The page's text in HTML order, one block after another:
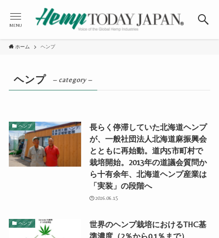
MENU
ホーム ヘンプ
ヘンプ – category –
ヘンプ
長らく停滞していた北海道ヘンプ
が、一般社団法人北海道麻振興会
とともに再始動。道内5市町村で
栽培開始。2013年の道議会質問か
ら十有余年、北海道ヘンプ産業は
「実装」の段階へ
2026.06.15
ヘンプ
世界のヘンプ栽培におけるTHC基